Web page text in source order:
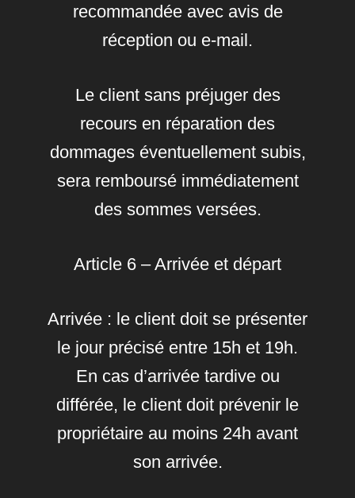
recommandée avec avis de
réception ou e-mail.
Le client sans préjuger des
recours en réparation des
dommages éventuellement subis,
sera remboursé immédiatement
des sommes versées.
Article 6 – Arrivée et départ
Arrivée : le client doit se présenter
le jour précisé entre 15h et 19h.
En cas d’arrivée tardive ou
différée, le client doit prévenir le
propriétaire au moins 24h avant
son arrivée.